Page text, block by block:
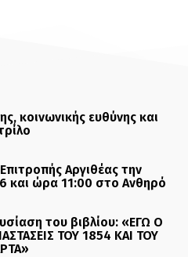
κοινωνικής ευθύνης και
Αργιθέας την
και ώρα 11:00 στο Ανθηρό
του βιβλίου: «ΕΓΩ Ο
ΤΟΥ 1854 ΚΑΙ ΤΟΥ